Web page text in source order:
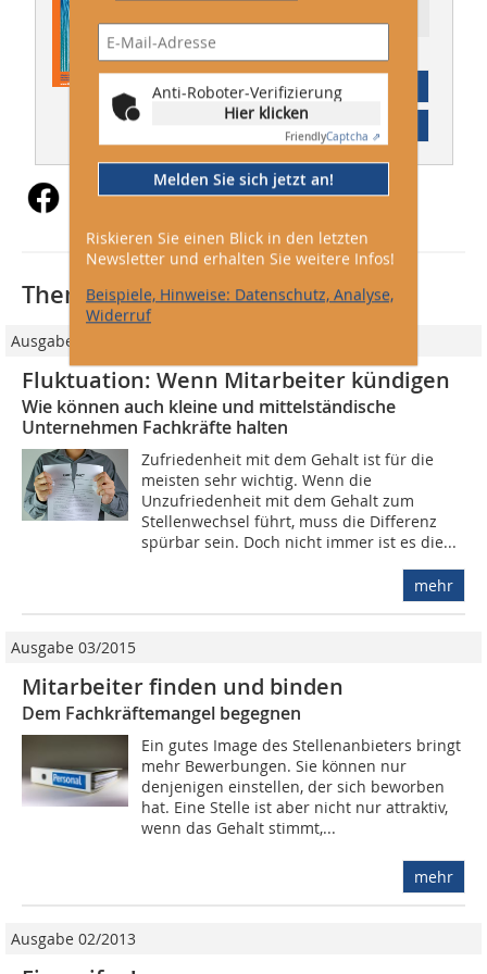
Abonnement
Inhaltsverzeichnis
Anti-Roboter-Verifizierung
Hier klicken
FriendlyCaptcha ⇗
Melden Sie sich jetzt an!
Riskieren Sie einen Blick in den letzten
Newsletter und erhalten Sie weitere Infos!
Beispiele, Hinweise: Datenschutz, Analyse,
Widerruf
Thematisch passende Artikel:
Ausgabe 02/2022
Fluktuation: Wenn Mitarbeiter kündigen
Wie können auch kleine und mittelständische
Unternehmen Fachkräfte halten
Zufriedenheit mit dem Gehalt ist für die
meisten sehr wichtig. Wenn die
Unzufriedenheit mit dem Gehalt zum
Stellenwechsel führt, muss die Differenz
spürbar sein. Doch nicht immer ist es die...
mehr
Ausgabe 03/2015
Mitarbeiter finden und binden
Dem Fachkräftemangel begegnen
Ein gutes Image des Stellenanbieters bringt
mehr Bewerbungen. Sie können nur
denjenigen einstellen, der sich beworben
hat. Eine Stelle ist aber nicht nur attraktiv,
wenn das Gehalt stimmt,...
mehr
Ausgabe 02/2013